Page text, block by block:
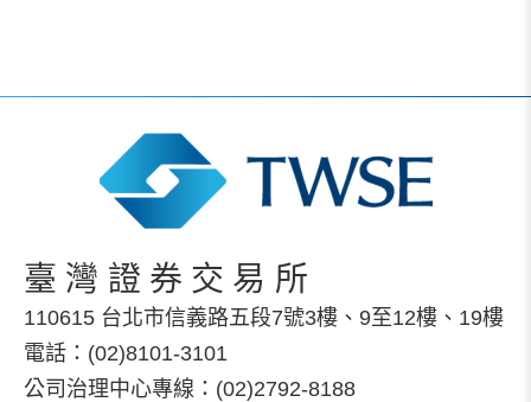
臺灣證券交易所
110615 台北市信義路五段7號3樓、9至12樓、19樓
電話：(02)8101-3101
公司治理中心專線：(02)2792-8188